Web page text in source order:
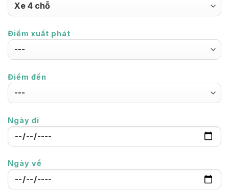
Điểm xuất phát
Điểm đến
Ngày đi
Ngày về